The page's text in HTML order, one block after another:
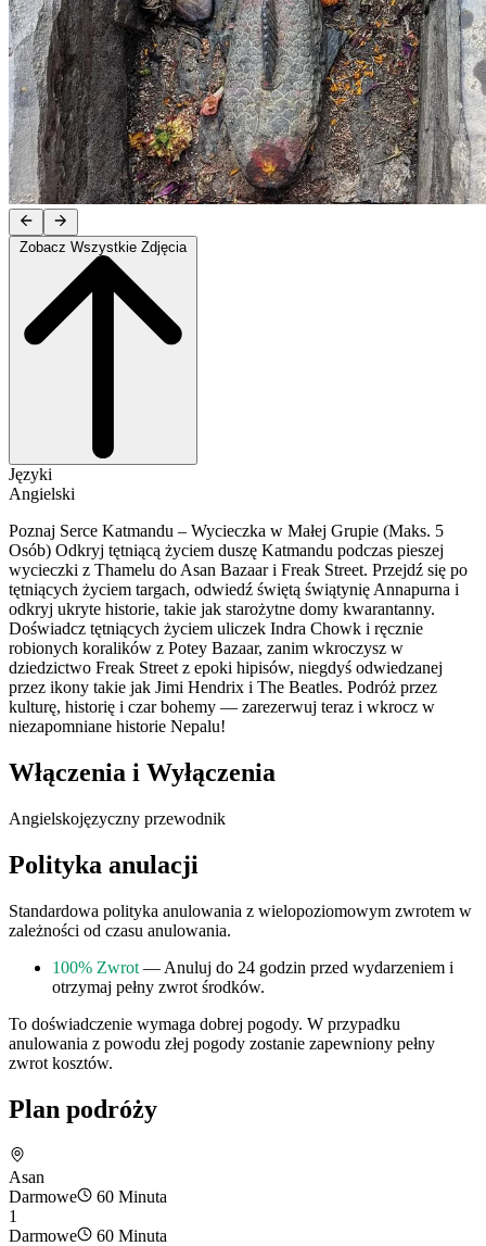
Języki
Angielski
Poznaj Serce Katmandu – Wycieczka w Małej Grupie (Maks. 5
Osób) Odkryj tętniącą życiem duszę Katmandu podczas pieszej
wycieczki z Thamelu do Asan Bazaar i Freak Street. Przejdź się po
tętniących życiem targach, odwiedź świętą świątynię Annapurna i
odkryj ukryte historie, takie jak starożytne domy kwarantanny.
Doświadcz tętniących życiem uliczek Indra Chowk i ręcznie
robionych koralików z Potey Bazaar, zanim wkroczysz w
dziedzictwo Freak Street z epoki hipisów, niegdyś odwiedzanej
przez ikony takie jak Jimi Hendrix i The Beatles. Podróż przez
kulturę, historię i czar bohemy — zarezerwuj teraz i wkrocz w
niezapomniane historie Nepalu!
Włączenia i Wyłączenia
Angielskojęzyczny przewodnik
Polityka anulacji
Standardowa polityka anulowania z wielopoziomowym zwrotem w
zależności od czasu anulowania.
100% Zwrot — Anuluj do 24 godzin przed wydarzeniem i
otrzymaj pełny zwrot środków.
To doświadczenie wymaga dobrej pogody. W przypadku
anulowania z powodu złej pogody zostanie zapewniony pełny
zwrot kosztów.
Plan podróży
Asan
Darmowe
60 Minuta
1
Darmowe
60 Minuta